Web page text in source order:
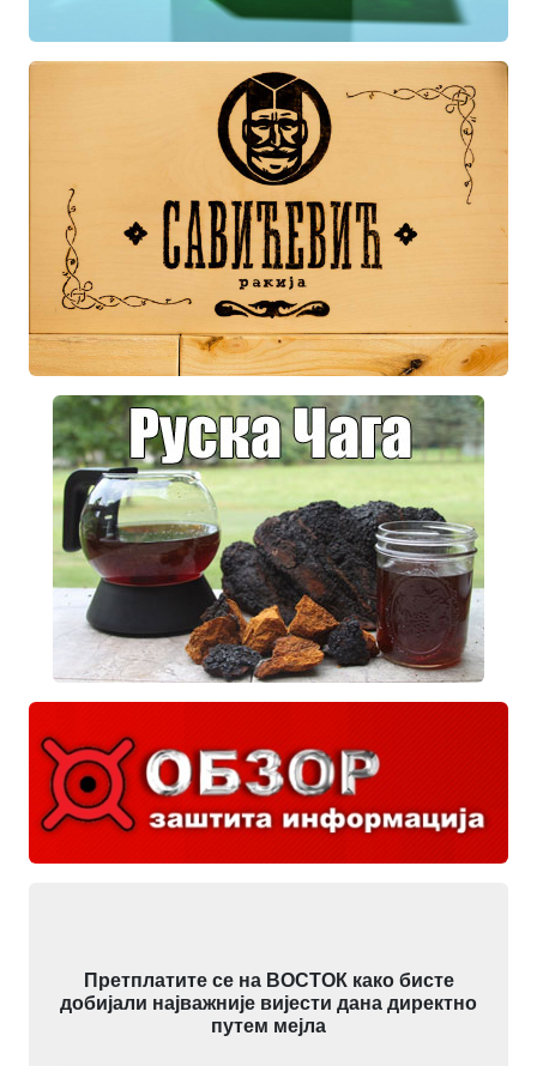
Претплатите се на ВОСТОК како бисте
добијали најважније вијести дана директно
путем мејла